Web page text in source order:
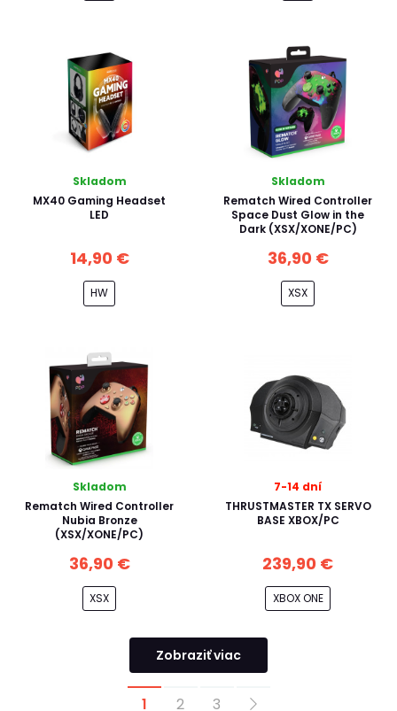
Skladom
MX40 Gaming Headset
LED
14,90 €
HW
Skladom
Rematch Wired Controller
Space Dust Glow in the
Dark (XSX/XONE/PC)
36,90 €
XSX
Skladom
Rematch Wired Controller
Nubia Bronze
(XSX/XONE/PC)
36,90 €
XSX
7-14 dní
THRUSTMASTER TX SERVO
BASE XBOX/PC
239,90 €
XBOX ONE
Zobraziť viac
1 2 3